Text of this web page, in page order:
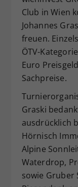
Club in Wien
Johannes
freuen.
ÖTV-
Euro
Sachpreise.
Graski
ausdrücklich
Hörnisch
Alpine
Waterdrop,
sowie Gruber
Zweck